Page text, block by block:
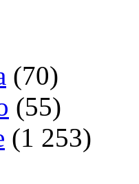
(70)
(55)
(1 253)